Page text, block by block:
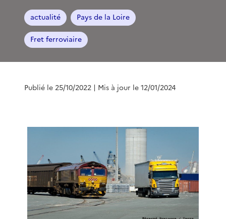
actualité Pays de la Loire
Fret ferroviaire
Publié le 25/10/2022 | Mis à jour le 12/01/2024